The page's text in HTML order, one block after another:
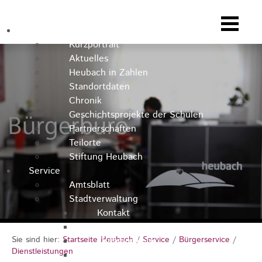
Kurzportrait
Aktuelles
Heubach in Zahlen
Standortdaten
Chronik
Geschichtsprojekte der Schulen
Partnerschaften
Teilorte
Stiftung Heubach
Service
Amtsblatt
Stadtverwaltung
Kontakt
Rathausteam
Organigramm
Sie sind hier: Startseite Heubach / Service / Bürgerservice /
Dienstleistungen